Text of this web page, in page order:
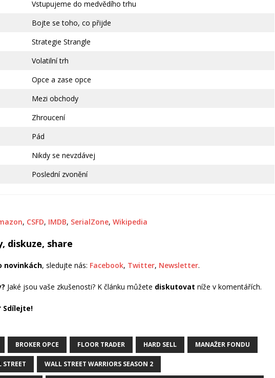
Vstupujeme do medvědího trhu
Bojte se toho, co přijde
Strategie Strangle
Volatilní trh
Opce a zase opce
Mezi obchody
Zhroucení
Pád
Nikdy se nevzdávej
Poslední zvonění
, CSFD, IMDB, SerialZone, Wikipedia
diskuze, share
novinkách, sledujte nás: Facebook, Twitter, Newsletter.
Jaké jsou vaše zkušenosti? K článku můžete diskutovat níže v komentářích.
Sdílejte!
BROKER OPCE FLOOR TRADER HARD SELL MANAŽER FONDU
STREET WALL STREET WARRIORS SEASON 2